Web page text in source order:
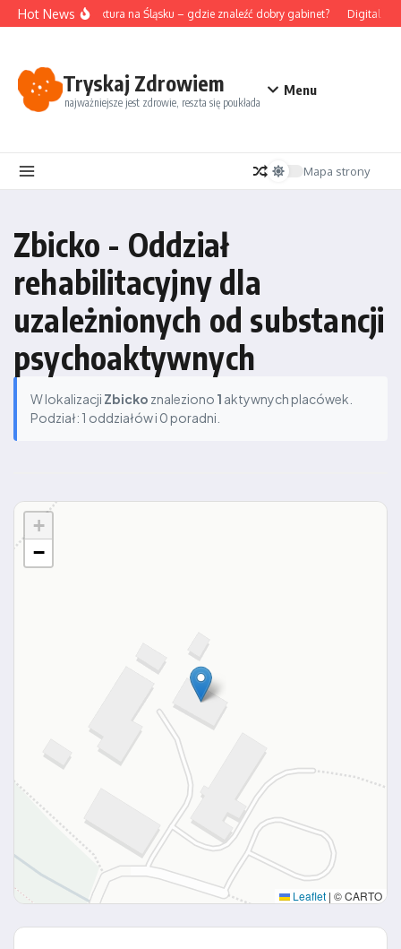
Przejdź do treści
Hot NewsAkupunktura na Śląsku – gdzie znaleźć dobry gabinet? Digital
Tryskaj Zdrowiem
najważniejsze jest zdrowie, reszta się poukłada
Menu
Mapa strony
Zbicko - Oddział
rehabilitacyjny dla
uzależnionych od substancji
psychoaktywnych
W lokalizacji Zbicko znaleziono 1 aktywnych placówek.
Podział: 1 oddziałów i 0 poradni.
+
−
Leaflet | © CARTO